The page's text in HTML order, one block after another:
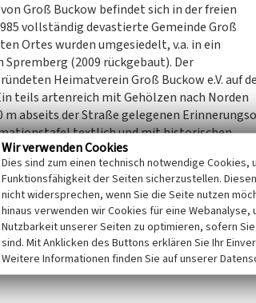
Groß Buckow befindet sich in der freien
vollständig devastierte Gemeinde Groß
Ortes wurden umgesiedelt, v.a. in ein
(2009 rückgebaut). Der
Heimatverein Groß Buckow e.V. auf
teils artenreich mit Gehölzen nach Norden
abseits der Straße gelegenen
textlich und mit historischen
dargestellt. Am ehemaligen
Kantensteinen aus Beton abgesetztes
Euphorbia) umgeben. In dessen Mitte
die erstmalige urkundliche Erwähnung des
liegt auf mehreren Findlingen ähnlicher
und eine Kegelbahn. Es finden
statt.
Wir verwenden Cookies
Dies sind zum einen technisch notwendige Cookies,
Funktionsfähigkeit der Seiten sicherzustellen.
nicht widersprechen, wenn Sie die Seite nutzen
hinaus verwenden wir Cookies für eine Webanalyse,
Nutzbarkeit unserer Seiten zu optimieren, sofern
sind. Mit Anklicken des Buttons erklären Sie Ihr
Weitere Informationen finden Sie auf unserer